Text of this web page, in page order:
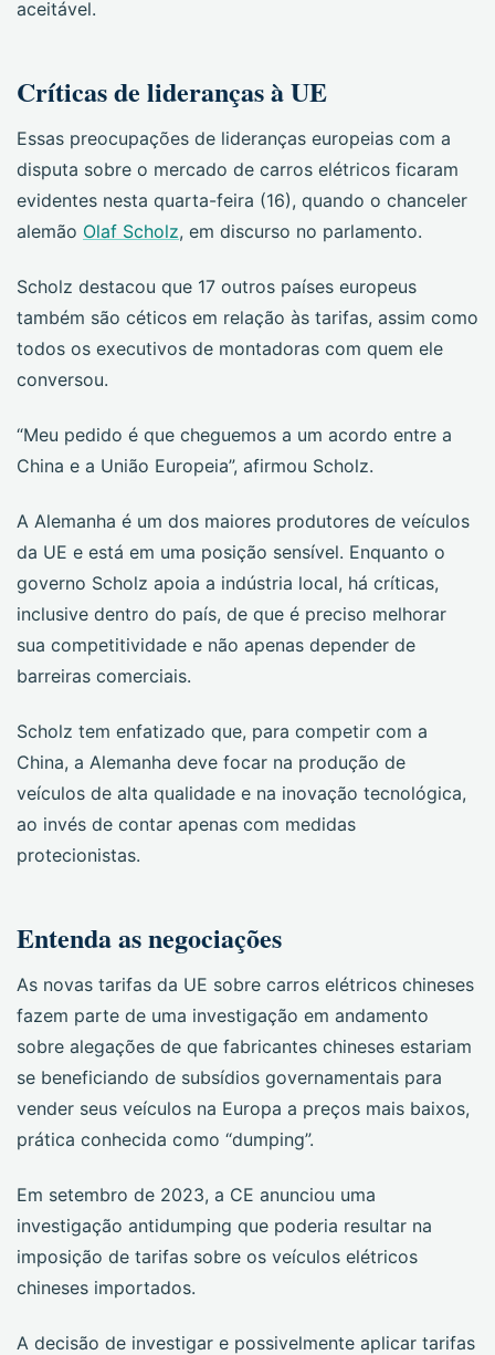
aceitável.
Críticas de lideranças à UE
Essas preocupações de lideranças europeias com a
disputa sobre o mercado de carros elétricos ficaram
evidentes nesta quarta-feira (16), quando o chanceler
alemão Olaf Scholz, em discurso no parlamento.
Scholz destacou que 17 outros países europeus
também são céticos em relação às tarifas, assim como
todos os executivos de montadoras com quem ele
conversou.
“Meu pedido é que cheguemos a um acordo entre a
China e a União Europeia”, afirmou Scholz.
A Alemanha é um dos maiores produtores de veículos
da UE e está em uma posição sensível. Enquanto o
governo Scholz apoia a indústria local, há críticas,
inclusive dentro do país, de que é preciso melhorar
sua competitividade e não apenas depender de
barreiras comerciais.
Scholz tem enfatizado que, para competir com a
China, a Alemanha deve focar na produção de
veículos de alta qualidade e na inovação tecnológica,
ao invés de contar apenas com medidas
protecionistas.
Entenda as negociações
As novas tarifas da UE sobre carros elétricos chineses
fazem parte de uma investigação em andamento
sobre alegações de que fabricantes chineses estariam
se beneficiando de subsídios governamentais para
vender seus veículos na Europa a preços mais baixos,
prática conhecida como “dumping”.
Em setembro de 2023, a CE anunciou uma
investigação antidumping que poderia resultar na
imposição de tarifas sobre os veículos elétricos
chineses importados.
A decisão de investigar e possivelmente aplicar tarifas